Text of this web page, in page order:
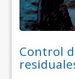
Control